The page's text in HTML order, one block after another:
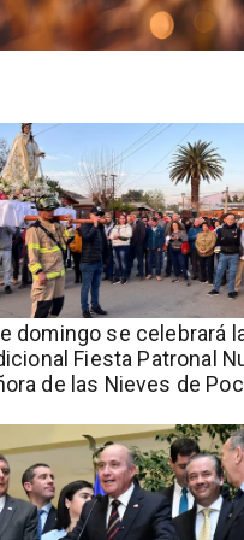
domingo se celebrará
Fiesta Patronal
de las Nieves de